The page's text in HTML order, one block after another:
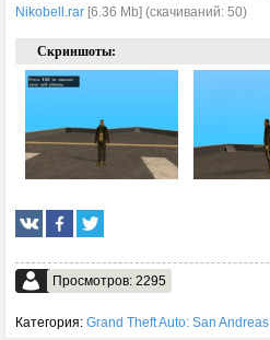
Nikobell.rar [6.36 Mb] (cкачиваний: 50)
Скриншоты:
Просмотров: 2295
Категория: Grand Theft Auto: San Andreas